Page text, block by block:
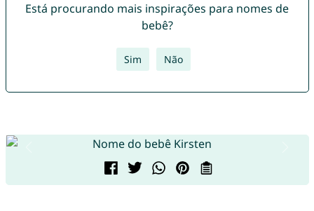
Está procurando mais inspirações para nomes de
bebê?
Sim Não